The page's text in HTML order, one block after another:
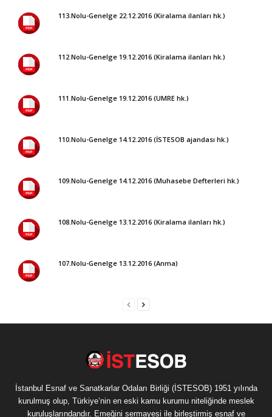
113.Nolu-Genelge 22.12.2016 (Kiralama ilanları hk.)
112.Nolu-Genelge 19.12.2016 (Kiralama ilanları hk.)
111.Nolu-Genelge 19.12.2016 (UMRE hk.)
110.Nolu-Genelge 14.12.2016 (İSTESOB ajandası hk.)
109.Nolu-Genelge 14.12.2016 (Muhasebe Defterleri hk.)
108.Nolu-Genelge 13.12.2016 (Kiralama ilanları hk.)
107.Nolu-Genelge 13.12.2016 (Anma)
İstanbul Esnaf ve Sanatkarlar Odaları Birliği (İSTESOB) 1951 yılında
kurulmuş olup, Türkiye’nin en eski kamu kurumu niteliğinde meslek
kuruluşlarındandır. Emeğini sermayesi ile birleştirmiş esnaf ve